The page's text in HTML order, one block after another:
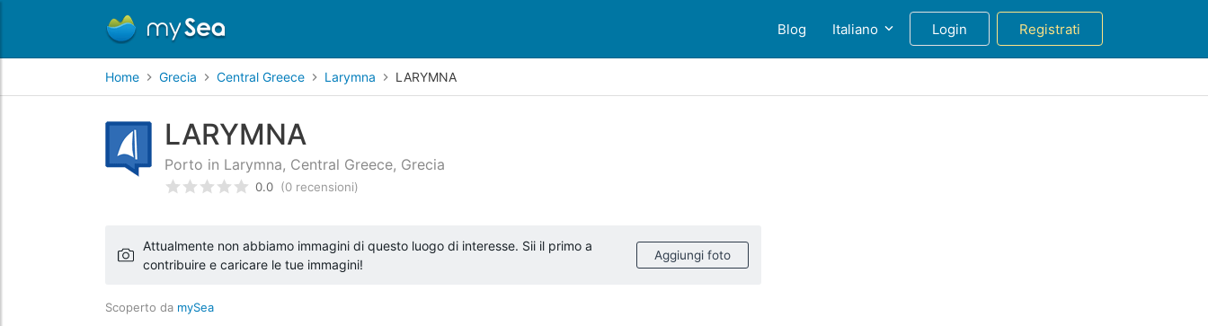
Blog Italiano Login Registrati
Home Grecia Central Greece Larymna LARYMNA
LARYMNA
Porto in Larymna, Central Greece, Grecia
Valutato0/5 basata surecensioni dei clienti
0.0 (0 recensioni)
Attualmente non abbiamo immagini di questo luogo di interesse. Sii il primo a
contribuire e caricare le tue immagini!
Aggiungi foto
Scoperto da mySea